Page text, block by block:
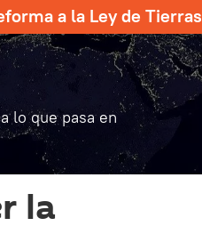
a la Ley de Tierras
lo que pasa en
la